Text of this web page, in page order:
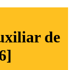
de